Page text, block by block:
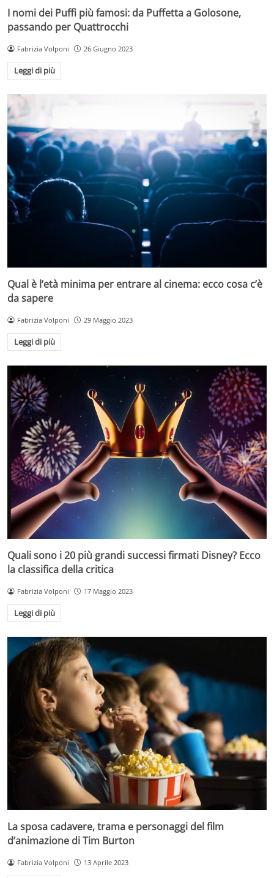
I nomi dei Puffi più famosi: da Puffetta a Golosone,
passando per Quattrocchi
Fabrizia Volponi 26 Giugno 2023
Leggi di più
Qual è l’età minima per entrare al cinema: ecco cosa c’è
da sapere
Fabrizia Volponi 29 Maggio 2023
Leggi di più
Quali sono i 20 più grandi successi firmati Disney? Ecco
la classifica della critica
Fabrizia Volponi 17 Maggio 2023
Leggi di più
La sposa cadavere, trama e personaggi del film
d’animazione di Tim Burton
Fabrizia Volponi 13 Aprile 2023